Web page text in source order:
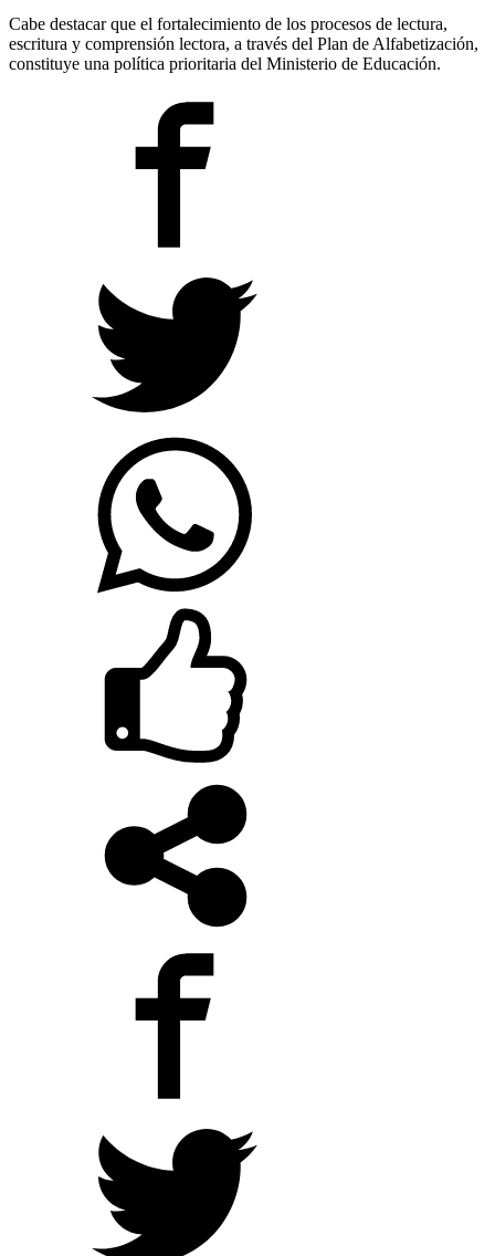
Cabe destacar que el fortalecimiento de los procesos de lectura,
escritura y comprensión lectora, a través del Plan de Alfabetización,
constituye una política prioritaria del Ministerio de Educación.